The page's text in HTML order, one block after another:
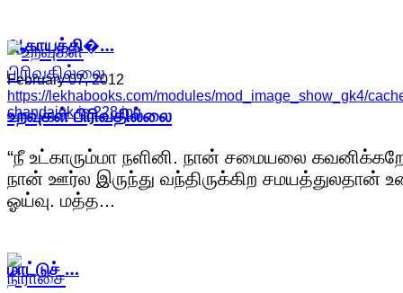
ஆகாயத்தி�…
February 07, 2012
https://lekhabooks.com/modules/mod_image_show_gk4/
chandaigk-is-228.jpg
மாட்டுச் …
உறவுகள் பிரிவதில்லை
“நீ உட்காரும்மா நளினி. நான் சமையலை
நான் ஊர்ல இருந்து வந்திருக்கிற சமயத்துலதான்
ஓய்வு. மத்த...